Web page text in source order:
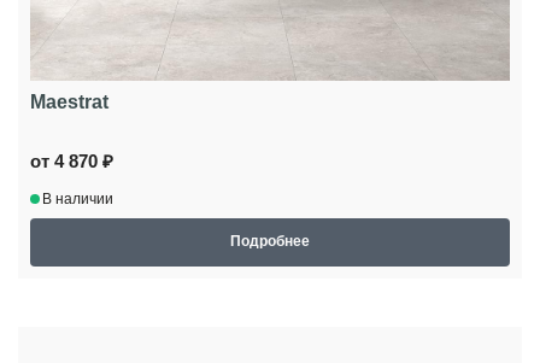
Maestrat
от 4 870 ₽
В наличии
Подробнее